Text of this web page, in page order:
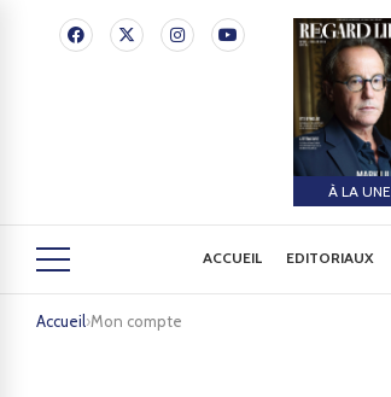
À LA UNE
ACCUEIL EDITORIAUX
Accueil›Mon compte